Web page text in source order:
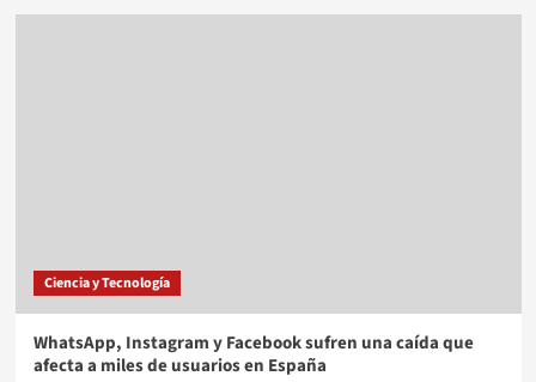
Ciencia y Tecnología
WhatsApp, Instagram y Facebook sufren una caída que
afecta a miles de usuarios en España